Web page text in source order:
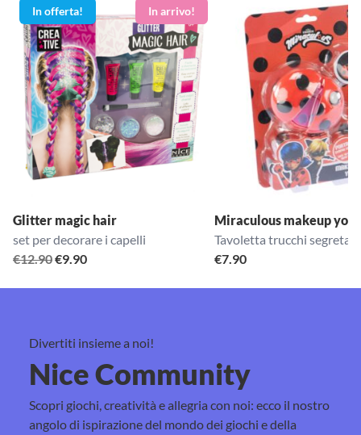
In offerta!
Glitter magic hair
set per decorare i capelli
€12.90Il
€12.90.
€9.90Il
€9.90.
Miraculous makeup yo-
Tavoletta trucchi segreta
€7.90
Divertiti insieme a noi!
Nice Community
Scopri giochi, creatività e allegria con noi: ecco il nostro
angolo di ispirazione del mondo dei giochi e della